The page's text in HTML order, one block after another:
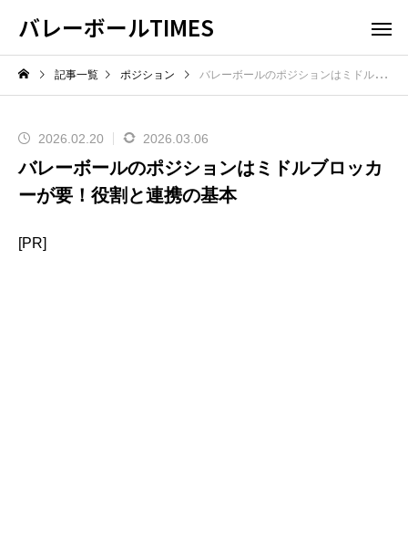
バレーボールTIMES
記事一覧 ポジション バレーボールのポジションはミドルブロッカーが要！役割と連携の基本
2026.02.20 2026.03.06
バレーボールのポジションはミドルブロッカ
ーが要！役割と連携の基本
[PR]